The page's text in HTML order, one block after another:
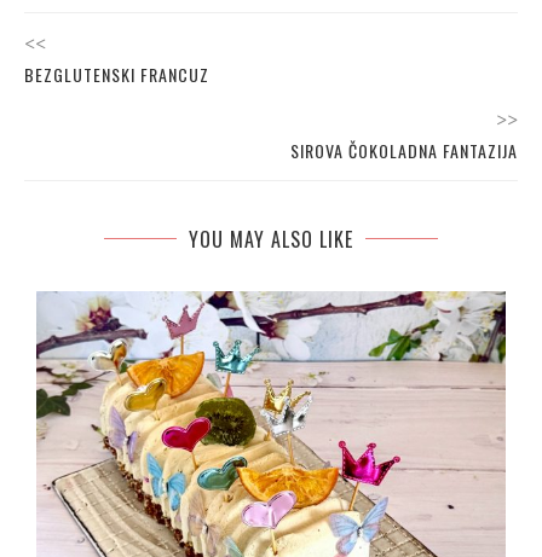
<<
BEZGLUTENSKI FRANCUZ
>>
SIROVA ČOKOLADNA FANTAZIJA
YOU MAY ALSO LIKE